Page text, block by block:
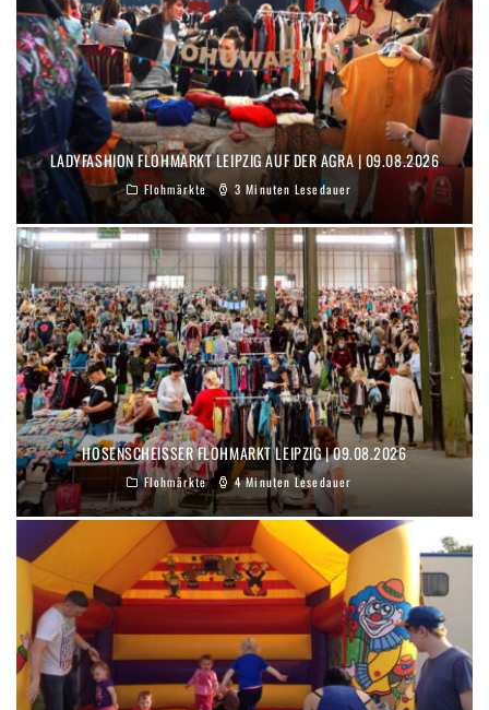
LADYFASHION FLOHMARKT LEIPZIG AUF DER AGRA | 09.08.2026
Flohmärkte 3 Minuten Lesedauer
HOSENSCHEISSER FLOHMARKT LEIPZIG | 09.08.2026
Flohmärkte 4 Minuten Lesedauer